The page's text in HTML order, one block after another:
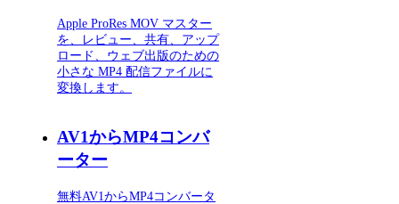
Apple ProRes MOV マスター
を、レビュー、共有、アップ
ロード、ウェブ出版のための
小さな MP4 配信ファイルに
変換します。
AV1からMP4コンバ
ーター
無料AV1からMP4コンバータ